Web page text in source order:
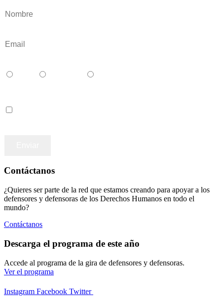
Contáctanos
¿Quieres ser parte de la red que estamos creando para apoyar a los
defensores y defensoras de los Derechos Humanos en todo el
mundo?
Contáctanos
Descarga el programa de este año
Accede al programa de la gira de defensores y defensoras.
Ver el programa
Instagram Facebook Twitter